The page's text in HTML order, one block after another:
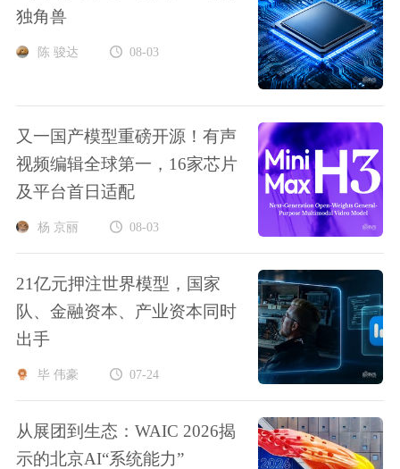
独角兽
陈 骏达 08-03
又一国产模型重磅开源！有声
视频编辑全球第一，16家芯片
及平台首日适配
杨 京丽 08-03
21亿元押注世界模型，国家
队、金融资本、产业资本同时
出手
毕 伟豪 07-24
从展团到生态：WAIC 2026揭
示的北京AI“系统能力”